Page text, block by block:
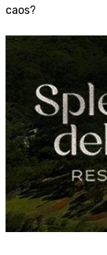
caos?